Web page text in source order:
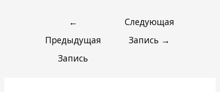
←
Предыдущая
Запись
Следующая
Запись →